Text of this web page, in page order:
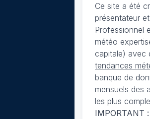
Ce site a été
présentateur
Professionnel
météo
capitale) avec
tendances
banque de
mensuels des
les plus
IMPORTANT